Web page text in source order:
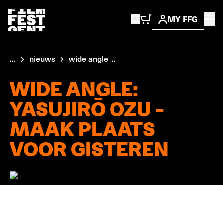
MY FFG
... nieuws wide angle ...
WIDE ANGLE:
YASUJIRŌ OZU -
MAAK PLAATS
VOOR GISTEREN